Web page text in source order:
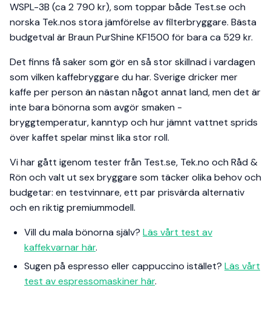
WSPL-3B (ca 2 790 kr), som toppar både Test.se och
norska Tek.nos stora jämförelse av filterbryggare. Bästa
budgetval är Braun PurShine KF1500 för bara ca 529 kr.
Det finns få saker som gör en så stor skillnad i vardagen
som vilken kaffebryggare du har. Sverige dricker mer
kaffe per person än nästan något annat land, men det är
inte bara bönorna som avgör smaken -
bryggtemperatur, kanntyp och hur jämnt vattnet sprids
över kaffet spelar minst lika stor roll.
Vi har gått igenom tester från Test.se, Tek.no och Råd &
Rön och valt ut sex bryggare som täcker olika behov och
budgetar: en testvinnare, ett par prisvärda alternativ
och en riktig premiummodell.
Vill du mala bönorna själv? Läs vårt test av
kaffekvarnar här.
Sugen på espresso eller cappuccino istället? Läs vårt
test av espressomaskiner här.